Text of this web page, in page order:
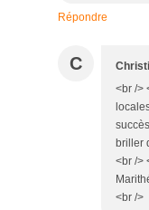
Répondre
C
<br />
briller
<br />
<br />